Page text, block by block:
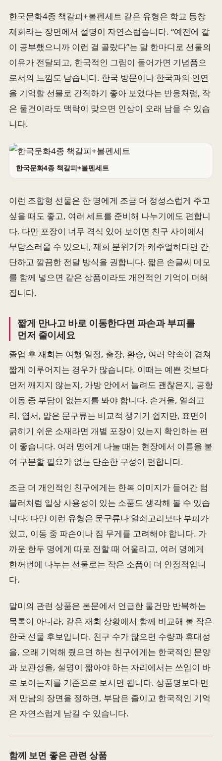
한국문화4종 책갈피+볼펜세트 같은 유형은 학교 동창
재회라는 장면에서 설명이 자연스럽습니다. “예전에 같
이 공부했으니까 이런 걸 골랐다”는 말 한마디로 선물의
이유가 전달되고, 한국적인 그림이 들어가면 기념품으
로서의 느낌도 남습니다. 한국 방문이나 한국과의 인연
을 기억할 선물로 간직하기 좋아 보였다는 반응처럼, 작
은 물건이라도 맥락이 맞으면 인상이 오래 남을 수 있습
니다.
한국문화4종 책갈피+볼펜세트
이런 조합형 선물은 한 명에게 조금 더 정성스럽게 주고
싶을 때도 좋고, 여러 세트를 준비해 나누기에도 편합니
다. 다만 포장이 너무 격식 있어 보이면 친구 사이에서
부담스러울 수 있으니, 재회 분위기가 캐주얼하다면 간
단하고 깔끔한 전달 방식을 권합니다. 짧은 손글씨 메모
를 함께 넣으면 같은 상품이라도 개인적인 기억이 더해
집니다.
짧게 만나고 바로 이동한다면 파손과 부피를
먼저 줄이세요
졸업 후 재회는 여행 일정, 출장, 환승, 여러 약속이 겹쳐
짧게 이루어지는 경우가 많습니다. 이때는 예쁜 것보다
먼저 깨지지 않는지, 가방 안에서 눌려도 괜찮은지, 공항
이동 중 부담이 없는지를 봐야 합니다. 손거울, 열쇠고
리, 엽서, 얇은 문구류는 비교적 챙기기 쉽지만, 표면이
긁히기 쉬운 소재라면 개별 포장이 있는지 확인하는 편
이 좋습니다. 여러 명에게 나눌 때는 현장에서 이름을 붙
여 구분할 필요가 없는 단순한 구성이 편합니다.
조금 더 개인적인 친구에게는 한복 이미지가 들어간 텀
블러처럼 일상 사용성이 있는 소품도 생각해 볼 수 있습
니다. 다만 이런 유형은 문구류나 열쇠고리보다 부피가
있고, 이동 중 파손이나 짐 무게를 고려해야 합니다. 가
까운 한두 명에게 따로 전할 때 어울리고, 여러 명에게
한꺼번에 나누는 선물로는 작은 소품이 더 안정적입니
다.
말미의 관련 상품은 본문에서 언급한 물건만 반복하는
목록이 아니라, 같은 재회 상황에서 함께 비교해 볼 작은
한국 선물 후보입니다. 친구 수가 많으면 수량과 휴대성
을, 오래 기억해 줬으면 하는 친구에게는 한국적인 문양
과 보관성을, 설명이 짧아야 하는 자리에서는 쓰임이 바
로 보이는지를 기준으로 보시면 됩니다. 상품명보다 먼
저 만남의 장면을 정하면, 부담은 줄이고 한국적인 기억
은 자연스럽게 남길 수 있습니다.
함께 보면 좋은 관련 상품